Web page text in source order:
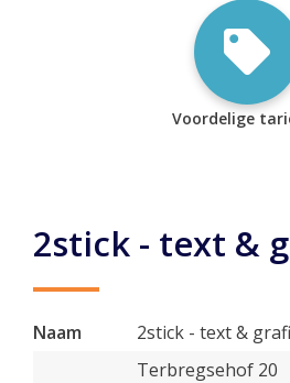
Voordelige
2stick - text &
Naam 2stick - text &
Terbregsehof 20